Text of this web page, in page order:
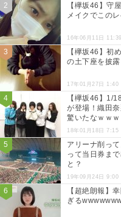
【欅坂46】守
メイクでこの
16年06月11日 11:39
【欅坂46】初
の土下座を披
17年01月27日 1:40
【欅坂46】1/
が登場！織田
驚いたなｗｗｗ
18年01月18日 7:15
アリーナ削っ
って当日券ま
と？
19年09月24日 9:00
【超絶朗報】
ぎる